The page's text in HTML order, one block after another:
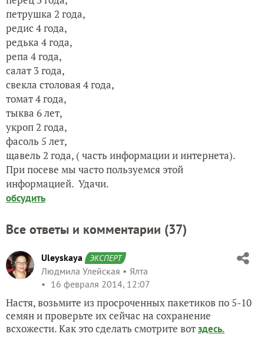
петрушка 2 года,
редис 4 года,
редька 4 года,
репа 4 года,
салат 3 года,
свекла столовая 4 года,
томат 4 года,
тыква 6 лет,
укроп 2 года,
фасоль 5 лет,
щавель 2 года, ( часть информации и интернета).
При посеве мы часто пользуемся этой
информацией. Удачи.
обсудить
Все ответы и комментарии (37)
Uleyskaya ЭКСПЕРТ
Людмила Улейская
Ялта
16 февраля 2014, 12:07
Настя, возьмите из просроченных пакетиков по 5-10
семян и проверьте их сейчас на сохранение
всхожести. Как это сделать смотрите вотздесь.